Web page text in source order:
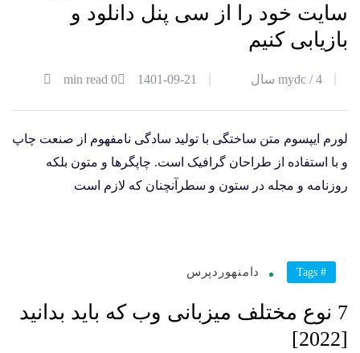
سایت خود را از سی پنل دانلود و
بازیابی کنیم
mydc /4 سال 1401-09-21
0 min read
لورم ایپسوم متن ساختگی با تولید سادگی نامفهوم از صنعت چاپ
و با استفاده از طراحان گرافیک است. چاپگرها و متون بلکه
روزنامه و مجله در ستون و سطرآنچنان که لازم است
# Tags دامنهوردپرس
7 نوع مختلف میزبانی وب که باید بدانید
[2022]